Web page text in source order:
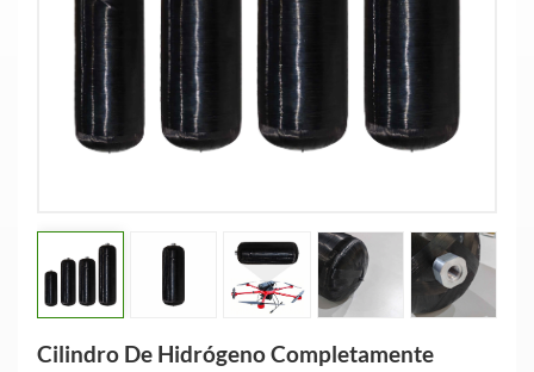
Cilindro De Hidrógeno Completamente